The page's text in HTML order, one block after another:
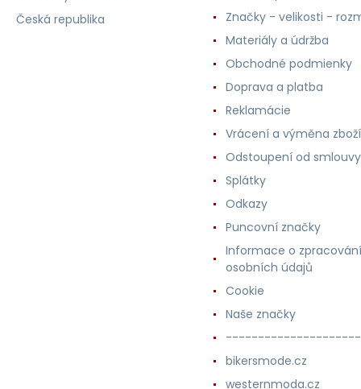
Česká republika
Značky - velikosti -
Materiály a údržba
Obchodné podmienky
Doprava a platba
Reklamácie
Vrácení a výměna zboží
Odstoupení od smlouvy
Splátky
Odkazy
Puncovní značky
Informace o zpracování
osobních údajů
Cookie
Naše značky
bikersmode.cz
westernmoda.cz